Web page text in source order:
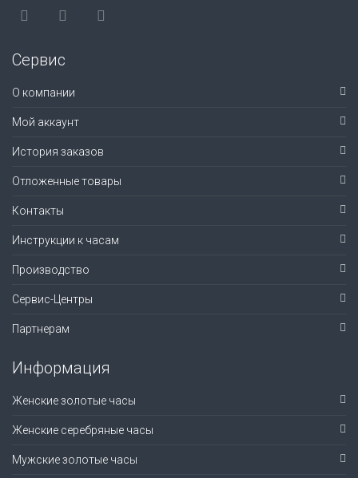
Сервис
О компании
Мой аккаунт
История заказов
Отложенные товары
Контакты
Инструкции к часам
Производство
Сервис-Центры
Партнерам
Информация
Женские золотые часы
Женские серебряные часы
Мужские золотые часы